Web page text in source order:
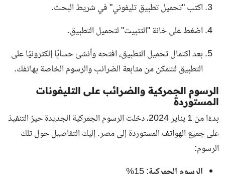
اكتب "تحميل تطبيق تليفوني" في شريط البحث.
اضغط على خانة "التثبيت" لتحميل التطبيق.
بعد اكتمال تحميل التطبيق، افتحه وأنشئ حسابًا إلكترونيًا على
التطبيق لتتمكن من متابعة الضرائب والرسوم الخاصة بهاتفك.
الرسوم الجمركية والضرائب على التليفونات
المستوردة
بدءًا من 1 يناير 2024، دخلت الرسوم الجمركية الجديدة حيز التنفيذ
على جميع الهواتف المستوردة إلى مصر. إليك التفاصيل حول تلك
الرسوم: